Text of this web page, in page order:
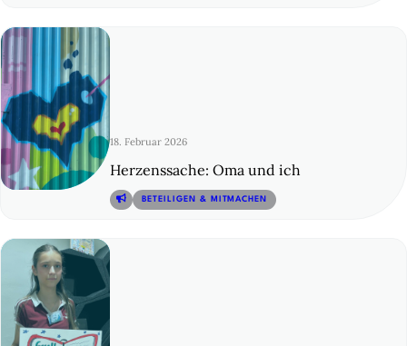
18. Februar 2026
Herzenssache: Oma und ich
BETEILIGEN & MITMACHEN